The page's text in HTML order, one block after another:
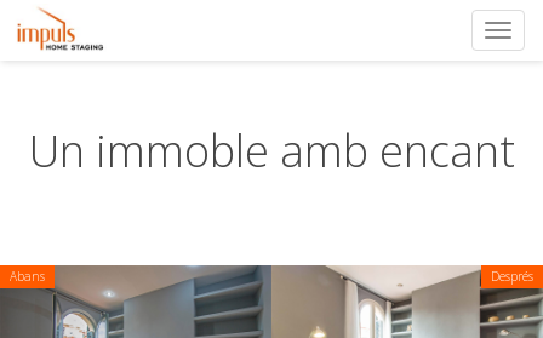
Un immoble amb encant
Abans Després
Previous